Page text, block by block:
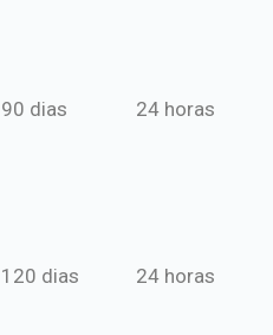
90 dias 24 horas
120 dias 24 horas